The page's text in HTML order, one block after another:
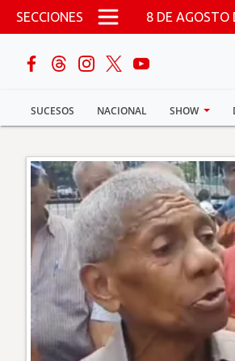
Pasar al contenido principal
SECCIONES 8 DE AGOSTO
SUCESOS NACIONAL SHOW
buscar
Sucesos
Nacional
Política
Show
Deportes
Mundo